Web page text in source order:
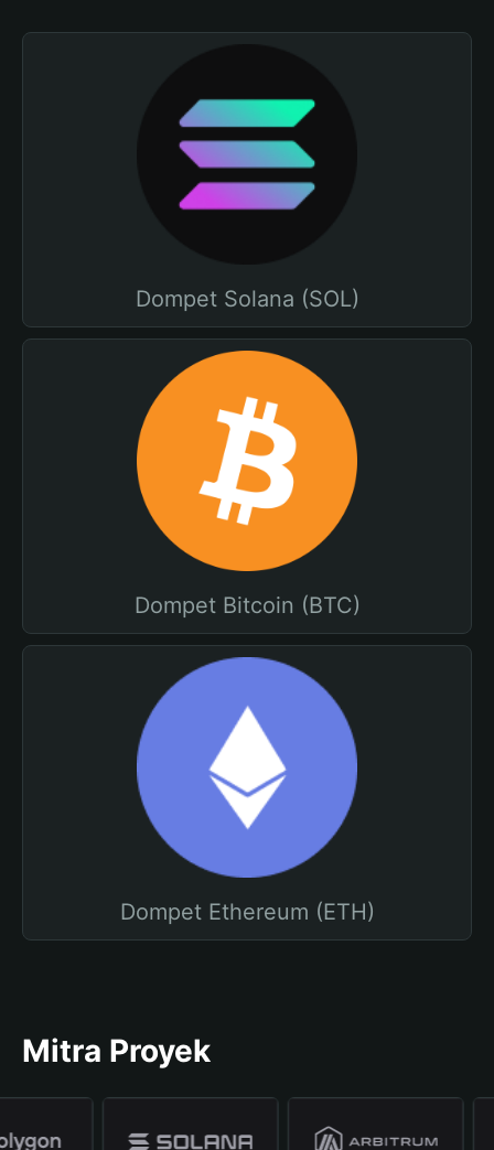
Dompet Solana (SOL)
Dompet Bitcoin (BTC)
Dompet Ethereum (ETH)
Mitra Proyek